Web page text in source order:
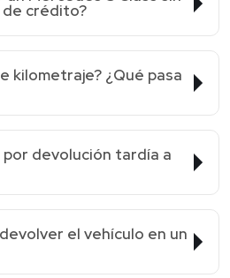
crédito?
kilometraje? ¿Qué pasa
devolución tardía a
el vehículo en un